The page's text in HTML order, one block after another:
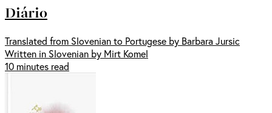
Diário
Translated from Slovenian to Portugese by Barbara Jursic
Written in Slovenian by Mirt Komel
10 minutes read